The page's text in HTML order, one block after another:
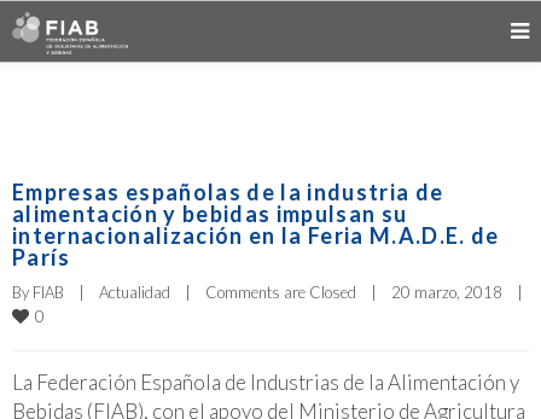
Empresas españolas de la industria de
alimentación y bebidas impulsan su
internacionalización en la Feria M.A.D.E. de
París
By FIAB Actualidad Comments are Closed 20 marzo, 2018
0
La Federación Española de Industrias de la Alimentación y
Bebidas (FIAB), con el apoyo del Ministerio de Agricultura